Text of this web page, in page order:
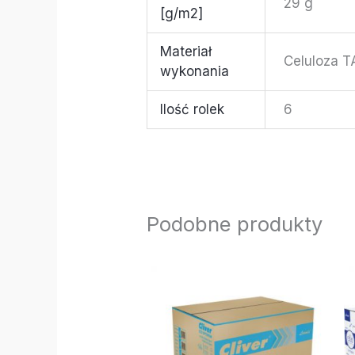
[g/m2]
29 g
Materiał
wykonania
Celuloza
Ilość rolek 6
Podobne produkty